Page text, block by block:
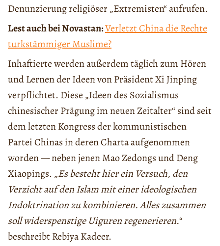
Denunzierung religiöser „Extremisten“ aufrufen.
Lest auch bei Novastan:Verletzt China die Rechte
turkstämmiger Muslime?
Inhaftierte werden außerdem täglich zum Hören
und Lernen der Ideen von Präsident Xi Jinping
verpflichtet. Diese „Ideen des Sozialismus
chinesischer Prägung im neuen Zeitalter“ sind seit
dem letzten Kongress der kommunistischen
Partei Chinas in deren Charta aufgenommen
worden — neben jenen Mao Zedongs und Deng
Xiaopings. „Es besteht hier ein Versuch, den
Verzicht auf den Islam mit einer ideologischen
Indoktrination zu kombinieren. Alles zusammen
soll widerspenstige Uiguren regenerieren.“
beschreibt Rebiya Kadeer.